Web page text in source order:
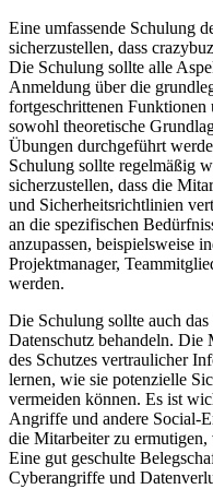
Eine umfassende Schulung
sicherzustellen, dass
Die Schulung sollte alle
Anmeldung über die
fortgeschrittenen Funktionen
sowohl theoretische
Übungen durchgeführt
Schulung sollte regelmäßig
sicherzustellen, dass die
und Sicherheitsrichtlinien
an die spezifischen
anzupassen, beispielsweise
Projektmanager,
werden.
Die Schulung sollte auch
Datenschutz behandeln. Die
des Schutzes vertraulicher
lernen, wie sie potenzielle
vermeiden können. Es ist
Angriffe und andere Social-
die Mitarbeiter zu
Eine gut geschulte
Cyberangriffe und